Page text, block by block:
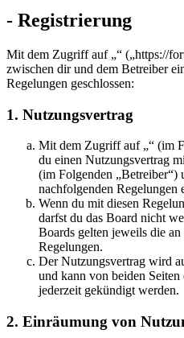
- Registrierung
Mit dem Zugriff auf „“ („https://
zwischen dir und dem Betreiber
Regelungen geschlossen:
1. Nutzungsvertrag
Mit dem Zugriff auf „“ (im
du einen Nutzungsvertrag
(im Folgenden „Betreiber“)
nachfolgenden Regelungen
Wenn du mit diesen
darfst du das Board nicht
Boards gelten jeweils die
Regelungen.
Der Nutzungsvertrag wird
und kann von beiden
jederzeit gekündigt werden.
2. Einräumung von